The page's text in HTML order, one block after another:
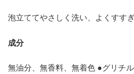
泡立ててやさしく洗い、よくすすぎ
成分
無油分、無香料、無着色 ●グリチ